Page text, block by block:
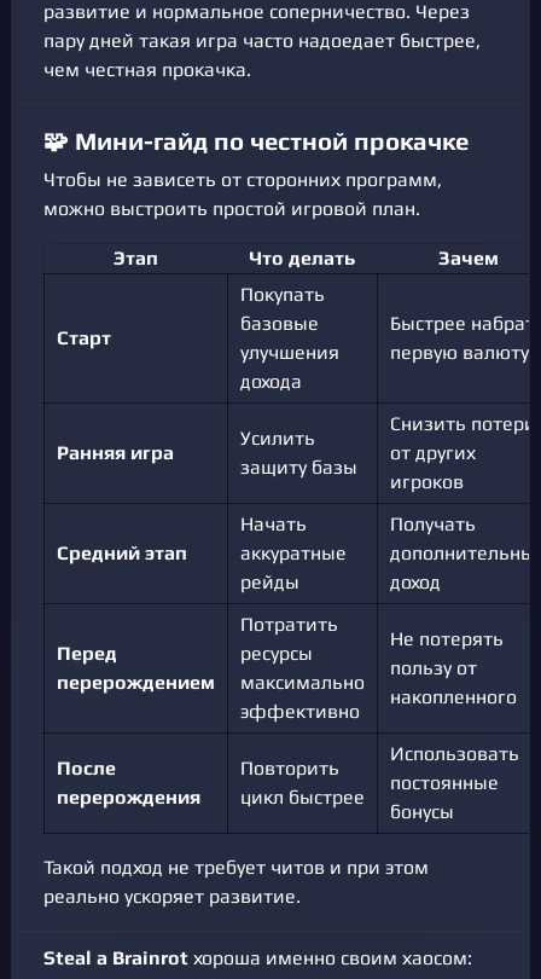
развитие и нормальное соперничество. Через
пару дней такая игра часто надоедает быстрее,
чем честная прокачка.
🧩 Мини-гайд по честной прокачке
Чтобы не зависеть от сторонних программ,
можно выстроить простой игровой план.
Этап Что делать Зачем
Старт
Покупать
базовые
улучшения
дохода
Быстрее
первую валюту
Ранняя игра
Усилить
защиту базы
Снизить потери
от других
игроков
Средний этап
Начать
аккуратные
рейды
Получать
доход
Перед
перерождением
Потратить
ресурсы
максимально
эффективно
Не потерять
пользу от
накопленного
После
перерождения
Повторить
цикл быстрее
Использовать
постоянные
бонусы
Такой подход не требует читов и при этом
реально ускоряет развитие.
Steal a Brainrot хороша именно своим хаосом: